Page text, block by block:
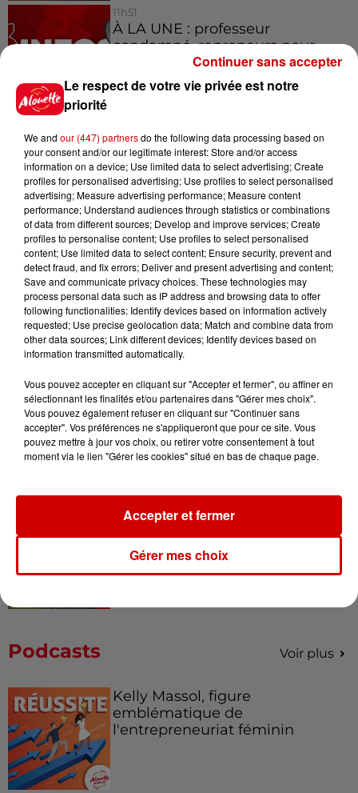
11h51
À LA UNE : professeur
condamné, repreneurs pour
Duralex et la...
Jeux Voir plus
Le Duel - Gagnez vos entrées
pour l'un des zoos de nos
régions !
Gagnez vos places pour le
Festival du Roi Arthur 2026 !
Gagnez vos entrées pour le
Musée du Sport Automobile au
Mans !
Destination Vacances - Gagnez
de la...
Podcasts Voir plus
Kelly Massol, figure
emblématique de
l'entrepreneuriat féminin
Le respect de votre vie privée est notre
priorité
We and our (447) partnersdo the following data processing based on
your consent and/or our legitimate interest: Store and/or access
information on a device; Use limited data to select advertising; Create
profiles for personalised advertising; Use profiles to select personalised
advertising; Measure advertising performance; Measure content
performance; Understand audiences through statistics or combinations
of data from different sources; Develop and improve services; Create
profiles to personalise content; Use profiles to select personalised
content; Use limited data to select content; Ensure security, prevent and
detect fraud, and fix errors; Deliver and present advertising and content;
Save and communicate privacy choices. These technologies may
process personal data such as IP address and browsing data to offer
following functionalities: Identify devices based on information actively
requested; Use precise geolocation data; Match and combine data from
other data sources; Link different devices; Identify devices based on
information transmitted automatically.
Vous pouvez accepter en cliquant sur "Accepter et fermer", ou affiner en
sélectionnant les finalités et/ou partenaires dans "Gérer mes choix".
Vous pouvez également refuser en cliquant sur "Continuer sans
accepter". Vos préférences ne s'appliqueront que pour ce site. Vous
pouvez mettre à jour vos choix, ou retirer votre consentement à tout
moment via le lien "Gérer les cookies" situé en bas de chaque page.
Gérer mes choix
Accepter et fermer
Continuer sans accepter